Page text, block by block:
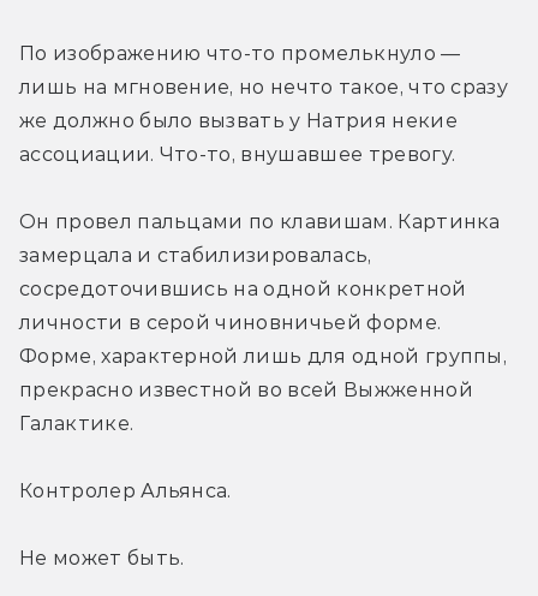
По изображению что-то промелькнуло —
лишь на мгновение, но нечто такое, что сразу
же должно было вызвать у Натрия некие
ассоциации. Что-то, внушавшее тревогу.
Он провел пальцами по клавишам. Картинка
замерцала и стабилизировалась,
сосредоточившись на одной конкретной
личности в серой чиновничьей форме.
Форме, характерной лишь для одной группы,
прекрасно известной во всей Выжженной
Галактике.
Контролер Альянса.
Не может быть.